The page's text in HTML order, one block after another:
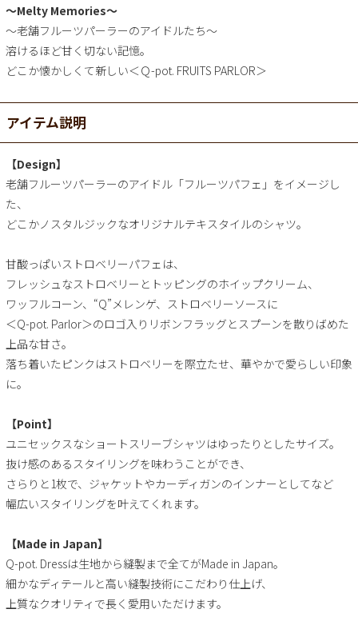
～Melty Memories～
～老舗フルーツパーラーのアイドルたち～
溶けるほど甘く切ない記憶。
どこか懐かしくて新しい＜Ｑ-pot. FRUITS PARLOR＞
アイテム説明
【Design】
老舗フルーツパーラーのアイドル「フルーツパフェ」をイメージし
た、
どこかノスタルジックなオリジナルテキスタイルのシャツ。
甘酸っぱいストロベリーパフェは、
フレッシュなストロベリーとトッピングのホイップクリーム、
ワッフルコーン、“Q”メレンゲ、ストロベリーソースに
＜Q-pot. Parlor＞のロゴ入りリボンフラッグとスプーンを散りばめた
上品な甘さ。
落ち着いたピンクはストロベリーを際立たせ、華やかで愛らしい印象
に。
【Point】
ユニセックスなショートスリーブシャツはゆったりとしたサイズ。
抜け感のあるスタイリングを味わうことができ、
さらりと1枚で、ジャケットやカーディガンのインナーとしてなど
幅広いスタイリングを叶えてくれます。
【Made in Japan】
Q-pot. Dressは生地から縫製まで全てがMade in Japan。
細かなディテールと高い縫製技術にこだわり仕上げ、
上質なクオリティで長く愛用いただけます。